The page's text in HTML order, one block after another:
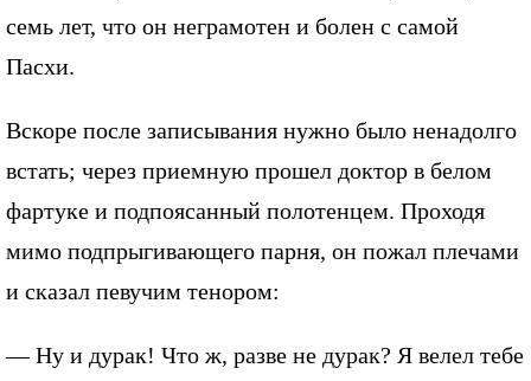
семь лет, что он неграмотен и болен с самой
Пасхи.
Вскоре после записывания нужно было ненадолго
встать; через приемную прошел доктор в белом
фартуке и подпоясанный полотенцем. Проходя
мимо подпрыгивающего парня, он пожал плечами
и сказал певучим тенором:
— Ну и дурак! Что ж, разве не дурак? Я велел тебе